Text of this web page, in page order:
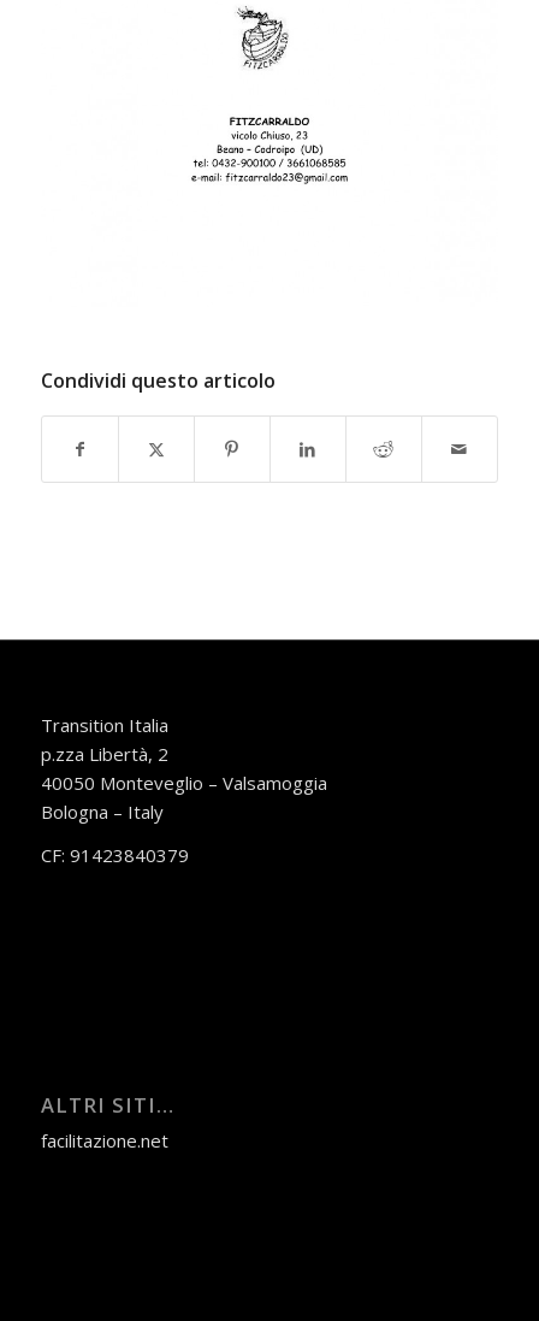
Condividi questo articolo
Transition Italia
p.zza Libertà, 2
40050 Monteveglio – Valsamoggia
Bologna – Italy
CF: 91423840379
ALTRI SITI…
facilitazione.net